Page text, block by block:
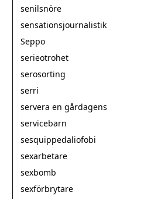
senilsnöre
sensationsjournalistik
Seppo
serieotrohet
serosorting
serri
servera en gårdagens
servicebarn
sesquippedaliofobi
sexarbetare
sexbomb
sexförbrytare